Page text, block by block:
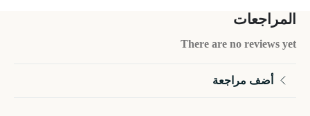
المراجعات
There are no reviews yet
أضف مراجعة